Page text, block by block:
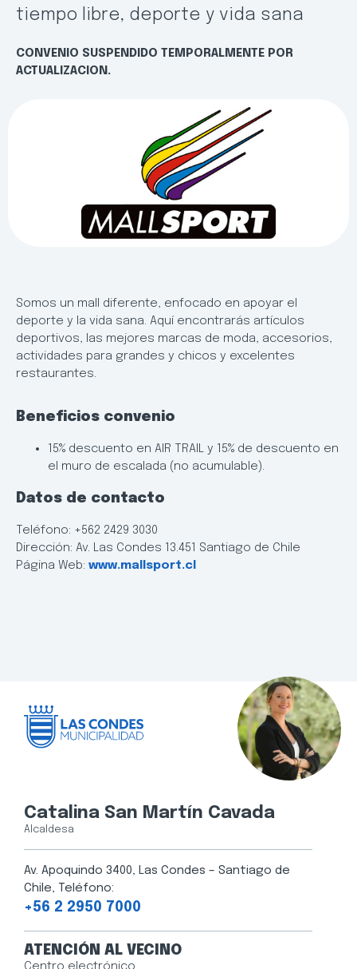
tiempo libre, deporte y vida sana
CONVENIO SUSPENDIDO TEMPORALMENTE POR
ACTUALIZACION.
Somos un mall diferente, enfocado en apoyar el
deporte y la vida sana. Aquí encontrarás artículos
deportivos, las mejores marcas de moda, accesorios,
actividades para grandes y chicos y excelentes
restaurantes.
Beneficios convenio
15% descuento en AIR TRAIL y 15% de descuento en
el muro de escalada (no acumulable).
Datos de contacto
Teléfono: +562 2429 3030
Dirección: Av. Las Condes 13.451 Santiago de Chile
Página Web: www.mallsport.cl
Catalina San Martín Cavada
Alcaldesa
Av. Apoquindo 3400, Las Condes – Santiago de
Chile, Teléfono:
+56 2 2950 7000
ATENCIÓN AL VECINO
Centro electrónico